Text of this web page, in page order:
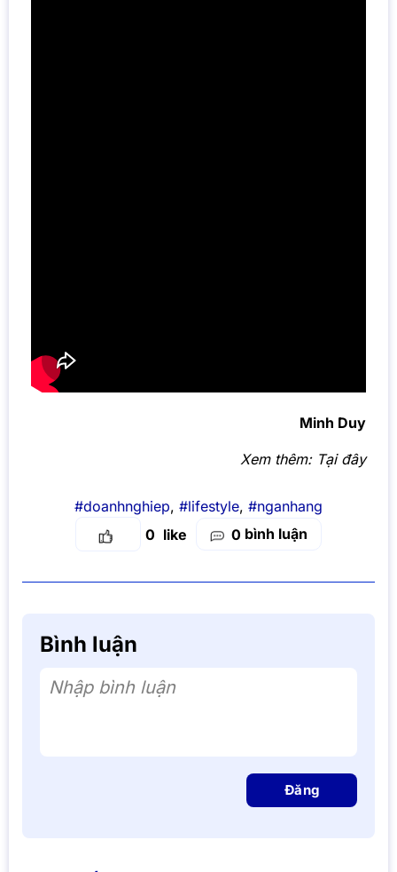
Minh Duy
Xem thêm: Tại đây
#doanhnghiep, #lifestyle, #nganhang
0
0 bình luận
Bình luận
Nhập bình luận
Đăng